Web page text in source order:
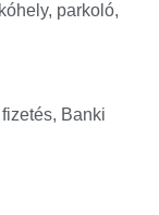
parkoló,
Banki